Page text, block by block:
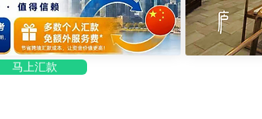
马上汇款